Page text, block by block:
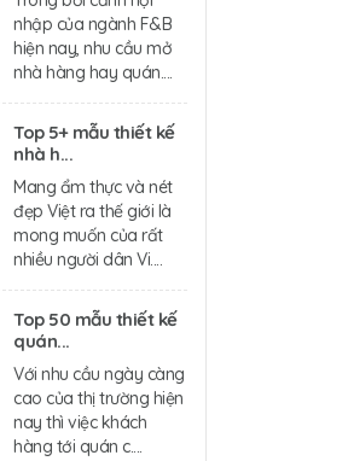
nhập của ngành F&B
hiện nay, nhu cầu mở
nhà hàng hay quán....
Top 5+ mẫu thiết kế
nhà h...
Mang ẩm thực và nét
đẹp Việt ra thế giới là
mong muốn của rất
nhiều người dân Vi....
Top 50 mẫu thiết kế
quán...
Với nhu cầu ngày càng
cao của thị trường hiện
nay thì việc khách
hàng tới quán c....